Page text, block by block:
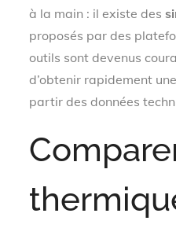
à la main : il existe des
proposés par des
outils sont devenus
d’obtenir rapidement
partir des données